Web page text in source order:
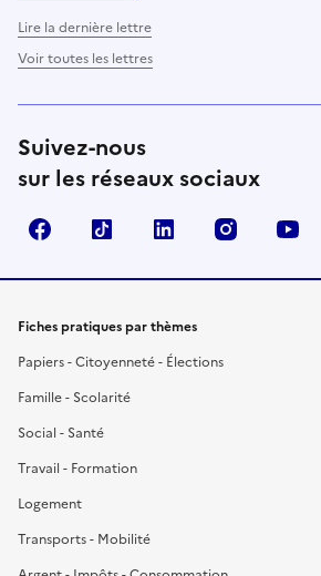
Lire la dernière lettre
Voir toutes les lettres
Suivez-nous
sur les réseaux sociaux
FacebookTikTok LinkedIn Instagram
Fiches pratiques par thèmes
Papiers - Citoyenneté - Élections
Famille - Scolarité
Social - Santé
Travail - Formation
Logement
Transports - Mobilité